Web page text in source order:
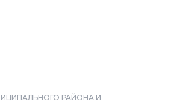
РАЙОНА И